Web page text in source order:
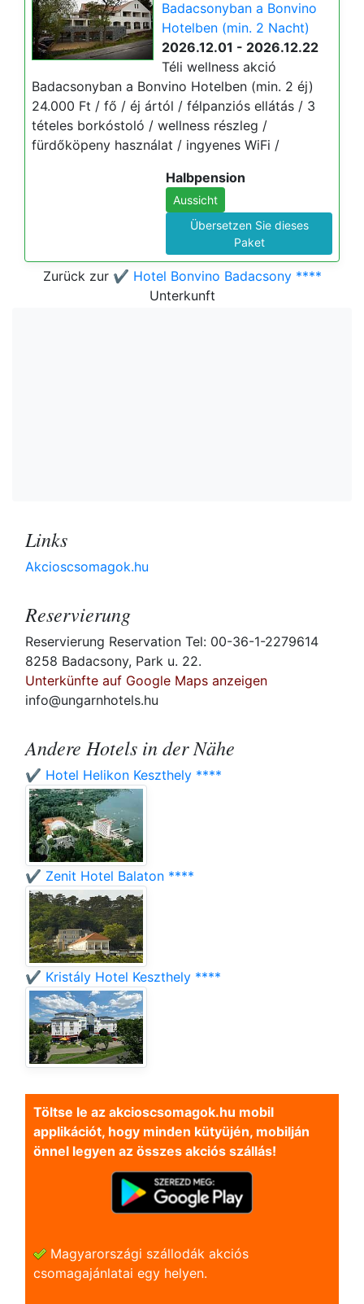
Badacsonyban a Bonvino
Hotelben (min. 2 Nacht)
2026.12.01 - 2026.12.22
Téli wellness akció
Badacsonyban a Bonvino Hotelben (min. 2 éj)
24.000 Ft / fő / éj ártól / félpanziós ellátás / 3
tételes borkóstoló / wellness részleg /
fürdőköpeny használat / ingyenes WiFi /
Halbpension
Aussicht
Übersetzen Sie dieses
Paket
Zurück zur ✔️ Hotel Bonvino Badacsony ****
Unterkunft
Links
Akcioscsomagok.hu
Reservierung
Reservierung Reservation Tel: 00-36-1-2279614
8258 Badacsony, Park u. 22.
Unterkünfte auf Google Maps anzeigen
info@ungarnhotels.hu
Andere Hotels in der Nähe
✔️ Hotel Helikon Keszthely ****
✔️ Zenit Hotel Balaton ****
✔️ Kristály Hotel Keszthely ****
Töltse le az akcioscsomagok.hu mobil
applikációt, hogy minden kütyüjén, mobilján
önnel legyen az összes akciós szállás!
Magyarországi szállodák akciós
csomagajánlatai egy helyen.